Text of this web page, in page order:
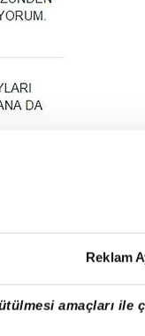
Reklam
amaçları ile